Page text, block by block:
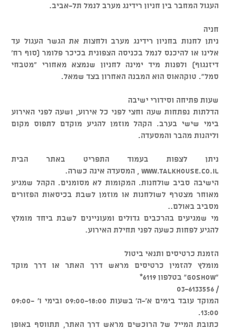
העגול המחבר בין חניון רידינג מערב לנמל תל-אביב.
חניה
ניתן לחנות בחניון רידינג מערב ולחצות את הגשר העגול עד
אלינו או להיכנס לנמל בכניסה הצפונית בכיכר פלומר (סוף רח'
דיזנגוף) ולפנות מיד ימינה לחניון שנמצא מאחורי "מטבחי
סמל". טוקהאוס הוא המבנה האחרון בצד שמאל.
שעות פתיחה וסידורי ישיבה
הדלתות נפתחות שעה וחצי לפני כל אירוע, ושעה לפני האירוע
בימי שישי בערב. הקהל מוזמן להגיע מוקדם לתפוס מקום
וליהנות מהבר והמסעדה.
ניתן לצפות בעמוד התפריט באתר הבית
www.talkhouse.co.il , המסעדה אינה כשרה.
הישיבה סביב שולחנות. המקומות לא מסומנים. הקהל שמגיע
מאוחר מצטרף לשולחנות או מוזמן לשבת בכיסאות הפזורים
מסביב באולם..
מי שמגיעים בהרכבים גדולים ומעוניינים לשבת ביחד מומלץ
להגיע לפחות כשעה לפני תחילת האירוע.
הזמנת כרטיסים ותנאי ביטול
מומלץ להזמין כרטיסים מראש דרך האתר או דרך מוקד
"GOSHOW" בטלפון 6119*
/ 03-6133556
המוקד עובד בימים א'-ה' בשעות 09:00-18:00 ובימי ו' 09:00-
13:00.
כתובת המייל של הרוכשים מראש דרך האתר, תתווסף באופן